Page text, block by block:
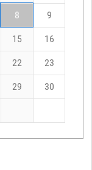
8 9
15 16
22 23
29 30